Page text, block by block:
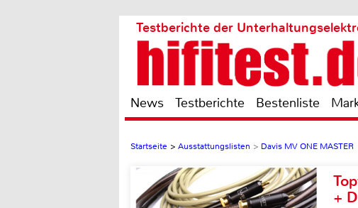
Testberichte der
News Testberichte Bestenliste
Startseite > Ausstattungslisten > Davis MV ONE MASTER
+